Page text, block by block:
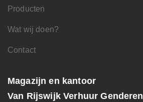
Producten
Wat wij doen?
Contact
Magazijn en kantoor
Van Rijswijk Verhuur Genderen